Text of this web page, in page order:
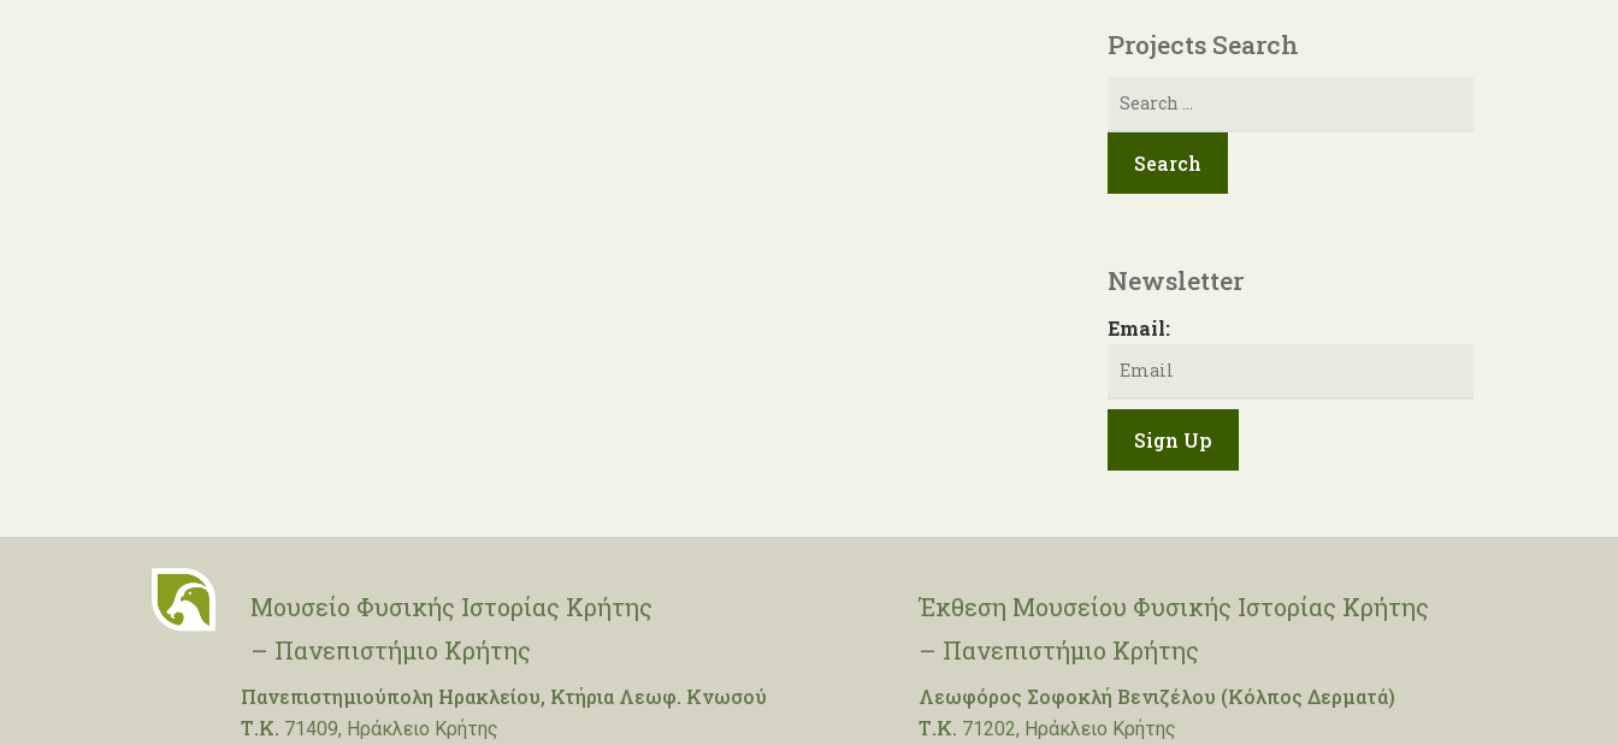
Projects Search
Αναζήτηση
Newsletter
Email:
Μουσείο Φυσικής Ιστορίας Κρήτης
– Πανεπιστήμιο Κρήτης
Πανεπιστημιούπολη Ηρακλείου, Κτήρια Λεωφ. Κνωσού
Τ.Κ. 71409, Ηράκλειο Κρήτης
Έκθεση Μουσείου Φυσικής Ιστορίας Κρήτης
– Πανεπιστήμιο Κρήτης
Λεωφόρος Σοφοκλή Βενιζέλου (Κόλπος Δερματά)
Τ.Κ. 71202, Ηράκλειο Κρήτης